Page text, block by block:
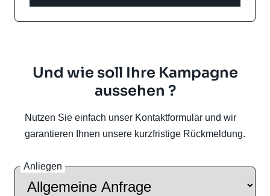
Und wie soll Ihre Kampagne
aussehen ?
Nutzen Sie einfach unser Kontaktformular und wir
garantieren Ihnen unsere kurzfristige Rückmeldung.
Anliegen